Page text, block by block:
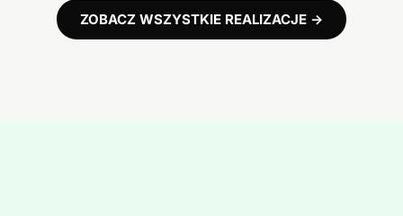
ZOBACZ WSZYSTKIE REALIZACJE →